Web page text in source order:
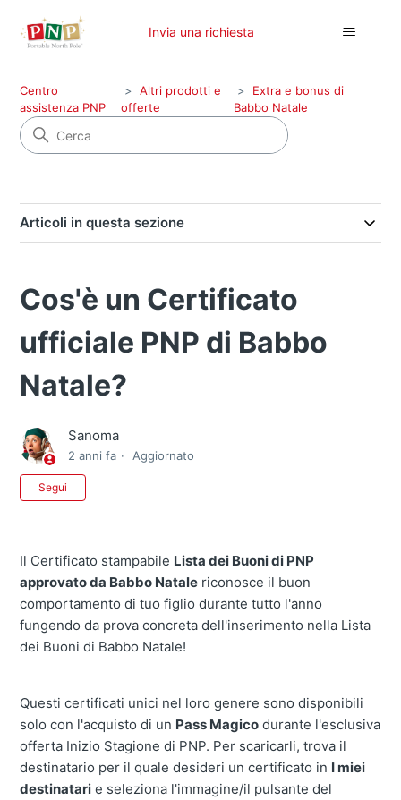
Invia una richiesta
Centro
assistenza PNP
Altri prodotti e
offerte
Extra e bonus di
Babbo Natale
Articoli in questa sezione
Cos'è un Certificato
ufficiale PNP di Babbo
Natale?
Sanoma
2 anni fa Aggiornato
Segui
Il Certificato stampabile Lista dei Buoni di PNP
approvato da Babbo Natale riconosce il buon
comportamento di tuo figlio durante tutto l'anno
fungendo da prova concreta dell'inserimento nella Lista
dei Buoni di Babbo Natale!
Questi certificati unici nel loro genere sono disponibili
solo con l'acquisto di un Pass Magico durante l'esclusiva
offerta Inizio Stagione di PNP. Per scaricarli, trova il
destinatario per il quale desideri un certificato in I miei
destinatari e seleziona l'immagine/il pulsante del